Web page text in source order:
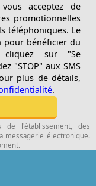
acceptez de
promotionnelles
téléphoniques. Le
pour bénéficier du
cliquez sur "Se
"STOP" aux SMS
plus de détails,
.
de l'établissement, des
messagerie électronique.